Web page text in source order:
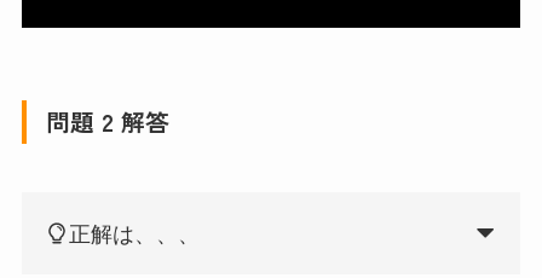
問題 2 解答
正解は、、、